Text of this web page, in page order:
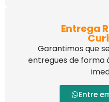
Entrega
Garantimos que
entregues de forma
Entre